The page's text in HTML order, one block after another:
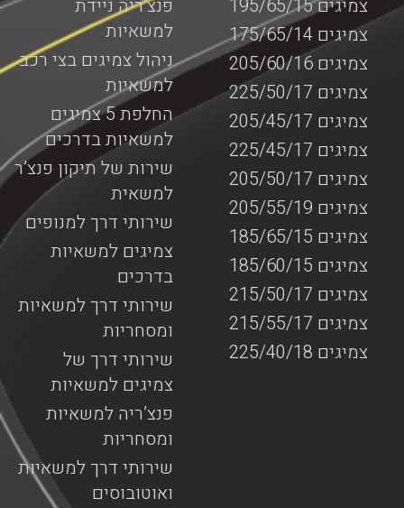
פנצ’ריה ניידת
למשאיות
ניהול צמיגים בצי רכב
למשאיות
החלפת 5 צמיגים
למשאיות בדרכים
שירות של תיקון פנצ’ר
למשאית
שירותי דרך למנופים
צמיגים למשאיות
בדרכים
שירותי דרך למשאיות
ומסחריות
שירותי דרך של
צמיגים למשאיות
פנצ’ריה למשאיות
ומסחריות
שירותי דרך למשאיות
ואוטובוסים
צמיגים 195/65/15
צמיגים 175/65/14
צמיגים 205/60/16
צמיגים 225/50/17
צמיגים 205/45/17
צמיגים 225/45/17
צמיגים 205/50/17
צמיגים 205/55/19
צמיגים 185/65/15
צמיגים 185/60/15
צמיגים 215/50/17
צמיגים 215/55/17
צמיגים 225/40/18